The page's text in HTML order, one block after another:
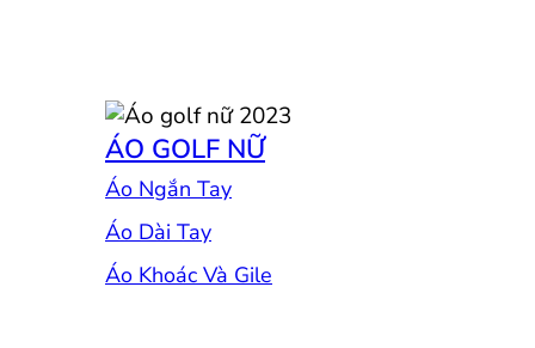
ÁO GOLF NỮ
Áo Ngắn Tay
Áo Dài Tay
Áo Khoác Và Gile